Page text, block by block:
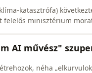
katasztrófa)
felelős minisztérium
AI művész"
néha